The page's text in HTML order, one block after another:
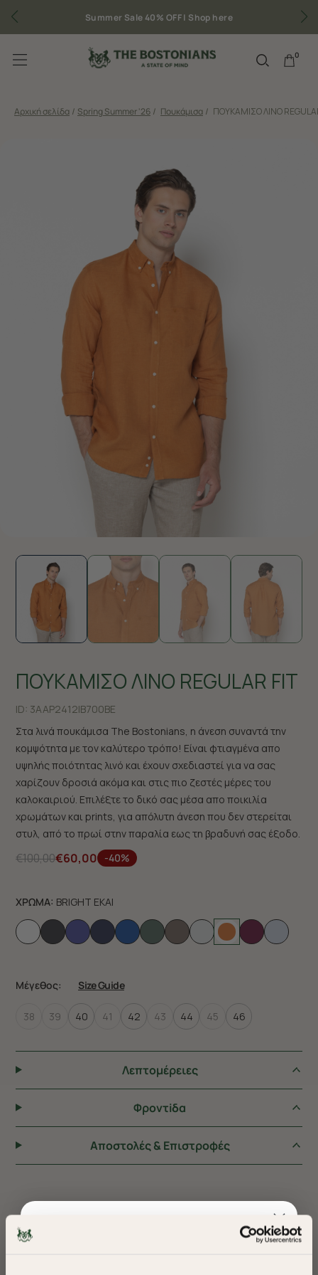
Summer Sale 40% OFF | Shop here
0
Αρχική σελίδα / Spring Summer '26 / Πουκάμισα / ΠΟΥΚΑΜΙΣΟ ΛΙΝΟ
ΠΟΥΚΑΜΙΣΟ ΛΙΝΟ REGULAR FIT
ID: 3AAP2412|B700BE
Στα λινά πουκάμισα The Bostonians, η άνεση συναντά την
κομψότητα με τον καλύτερο τρόπο! Είναι φτιαγμένα απο
υψηλής ποιότητας λινό και έχουν σχεδιαστεί για να σας
χαρίζουν δροσιά ακόμα και στις πιο ζεστές μέρες του
καλοκαιριού. Επιλέξτε το δικό σας μέσα απο ποικιλία
χρωμάτων και prints, για απόλυτη άνεση που δεν στερείται
στυλ, από το πρωί στην παραλία εως τη βραδυνή σας έξοδο.
€100,00€60,00 -40%
ΧΡΩΜΑ: BRIGHT EKAI
Μέγεθος: Size Guide
38 39 40 41 42 43 44 45 46
Λεπτομέρειες
Φροντiδα
Αποστολές & Επιστροφές
ΠΡΟΤΕΙΝΟΥΜΕ ΓΙΑ ΕΣΑΣ